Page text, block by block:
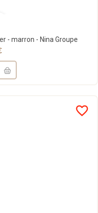
- marron - Nina Groupe
favorite_border